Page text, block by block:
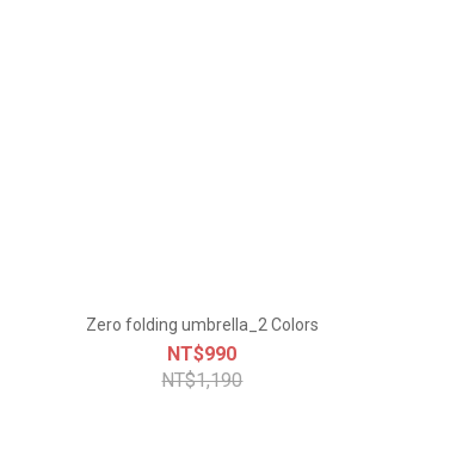
Zero folding umbrella_2 Colors
NT$990
NT$1,190